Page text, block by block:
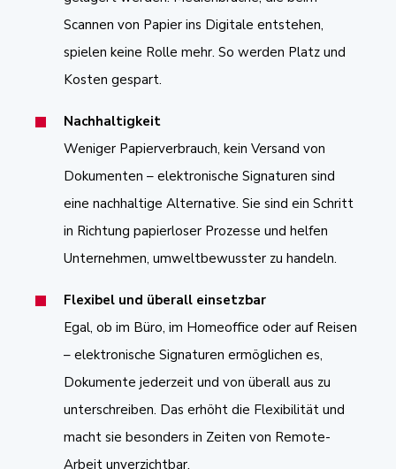
Scannen von Papier ins Digitale entstehen,
spielen keine Rolle mehr. So werden Platz und
Kosten gespart.
Nachhaltigkeit
Weniger Papierverbrauch, kein Versand von
Dokumenten – elektronische Signaturen sind
eine nachhaltige Alternative. Sie sind ein Schritt
in Richtung papierloser Prozesse und helfen
Unternehmen, umweltbewusster zu handeln.
Flexibel und überall einsetzbar
Egal, ob im Büro, im Homeoffice oder auf Reisen
– elektronische Signaturen ermöglichen es,
Dokumente jederzeit und von überall aus zu
unterschreiben. Das erhöht die Flexibilität und
macht sie besonders in Zeiten von Remote-
Arbeit unverzichtbar.